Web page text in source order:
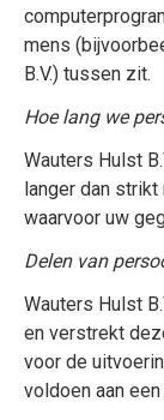
mens
B.V.) tussen zit.
Hoe lang we
Wauters Hulst
langer dan
waarvoor uw
Delen van
Wauters Hulst
en verstrekt
voor de
voldoen aan